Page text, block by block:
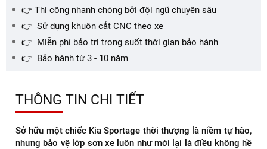
👉 Thi công nhanh chóng bởi đội ngũ chuyên sâu
👉 Sử dụng khuôn cắt CNC theo xe
👉 Miễn phí bảo trì trong suốt thời gian bảo hành
👉 Bảo hành từ 3 - 10 năm
THÔNG TIN CHI TIẾT
Sở hữu một chiếc Kia Sportage thời thượng là niềm tự hào,
nhưng bảo vệ lớp sơn xe luôn như mới lại là điều không hề